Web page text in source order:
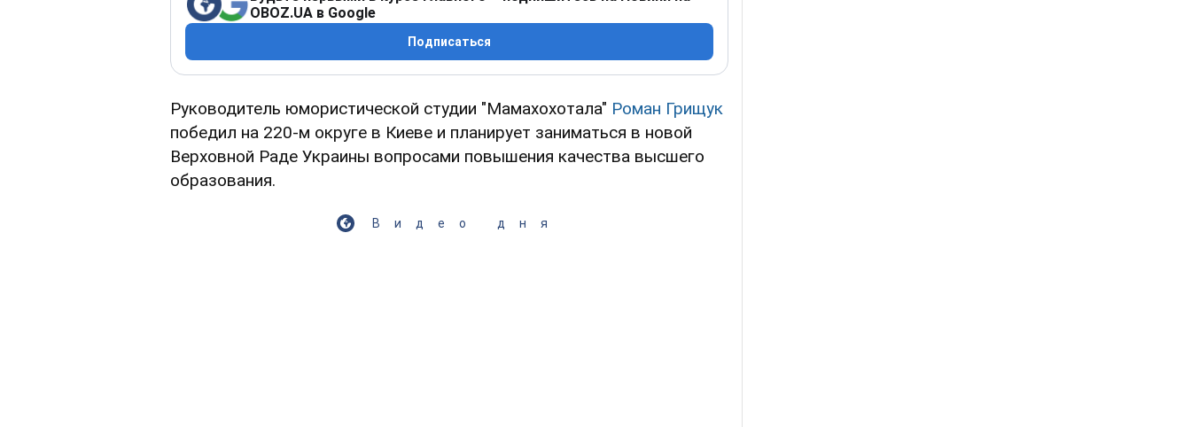
OBOZ.UA в Google
Подписаться
Руководитель юмористической студии "Мамахохотала" Роман Грищук
победил на 220-м округе в Киеве и планирует заниматься в новой
Верховной Раде Украины вопросами повышения качества высшего
образования.
Видео дня